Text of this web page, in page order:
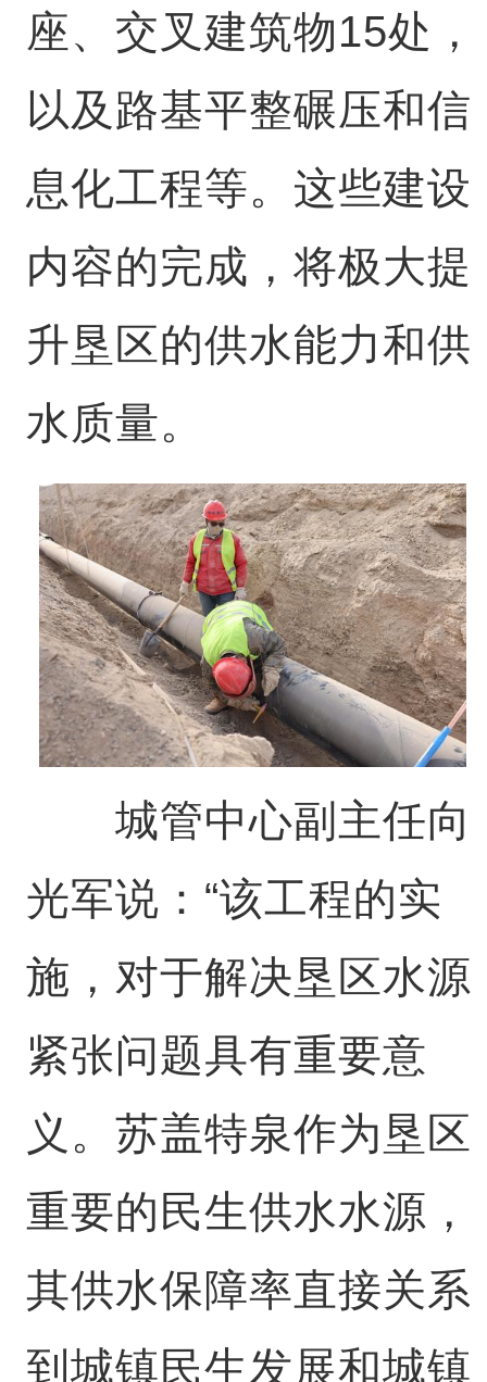
座、交叉建筑物15处，
以及路基平整碾压和信
息化工程等。这些建设
内容的完成，将极大提
升垦区的供水能力和供
水质量。
城管中心副主任向
光军说：“该工程的实
施，对于解决垦区水源
紧张问题具有重要意
义。苏盖特泉作为垦区
重要的民生供水水源，
其供水保障率直接关系
到城镇民生发展和城镇